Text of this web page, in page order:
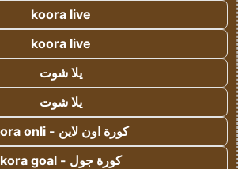
koora live
koora live
يلا شوت
يلا شوت
كورة اون لاين - kora onli
كورة جول - kora goal